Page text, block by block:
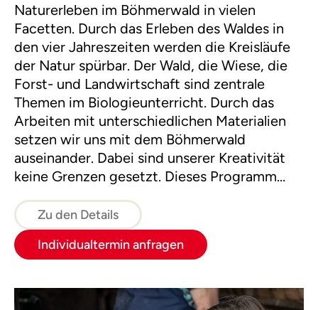
Naturerleben im Böhmerwald in vielen
Facetten. Durch das Erleben des Waldes in
den vier Jahreszeiten werden die Kreisläufe
der Natur spürbar. Der Wald, die Wiese, die
Forst- und Landwirtschaft sind zentrale
Themen im Biologieunterricht. Durch das
Arbeiten mit unterschiedlichen Materialien
setzen wir uns mit dem Böhmerwald
auseinander. Dabei sind unserer Kreativität
keine Grenzen gesetzt. Dieses Programm
Natur und stärkt die Klassengemeinschaft.
Zu den Details
Individualtermin anfragen